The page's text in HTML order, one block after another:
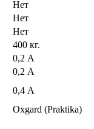
Нет
Нет
Нет
400 кг.
0,2 А
0,2 А
0,4 А
Oxgard (Praktika)